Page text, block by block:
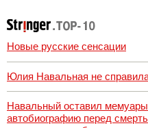
Новые русские сенсации
Юлия Навальная не
Навальный оставил
автобиографию перед